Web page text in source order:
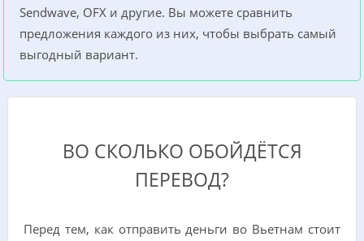
Sendwave, OFX и другие. Вы можете сравнить
предложения каждого из них, чтобы выбрать самый
выгодный вариант.
ВО СКОЛЬКО ОБОЙДЁТСЯ
ПЕРЕВОД?
Перед тем, как отправить деньги во Вьетнам стоит